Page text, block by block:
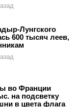
Лунгского
600 тысяч леев,
во Франции
на подсветку
в цвета флага